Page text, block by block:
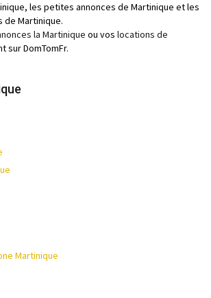
les petites annonces de Martinique et les
de Martinique.
la Martinique ou vos locations de
sur DomTomFr.
Martinique